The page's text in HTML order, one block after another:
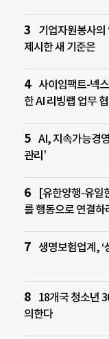
기업자원봉사의
제시한 새 기준은
사이임팩트-넥
한 AI 리빙랩 업무
AI, 지속가능경
관리’
[유한양행-유일
를 행동으로 연결하
생명보험업계, ‘
18개국 청소년
의한다